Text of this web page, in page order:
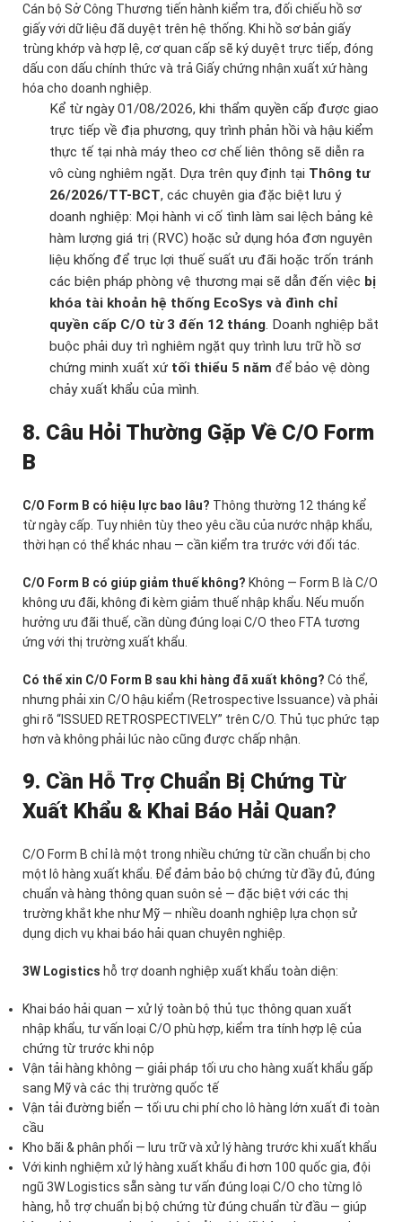
Cán bộ Sở Công Thương tiến hành kiểm tra, đối chiếu hồ sơ
giấy với dữ liệu đã duyệt trên hệ thống. Khi hồ sơ bản giấy
trùng khớp và hợp lệ, cơ quan cấp sẽ ký duyệt trực tiếp, đóng
dấu con dấu chính thức và trả Giấy chứng nhận xuất xứ hàng
hóa cho doanh nghiệp.
Kể từ ngày 01/08/2026, khi thẩm quyền cấp được giao
trực tiếp về địa phương, quy trình phản hồi và hậu kiểm
thực tế tại nhà máy theo cơ chế liên thông sẽ diễn ra
vô cùng nghiêm ngặt. Dựa trên quy định tại Thông tư
26/2026/TT-BCT, các chuyên gia đặc biệt lưu ý
doanh nghiệp: Mọi hành vi cố tình làm sai lệch bảng kê
hàm lượng giá trị (RVC) hoặc sử dụng hóa đơn nguyên
liệu khống để trục lợi thuế suất ưu đãi hoặc trốn tránh
các biện pháp phòng vệ thương mại sẽ dẫn đến việc bị
khóa tài khoản hệ thống EcoSys và đình chỉ
quyền cấp C/O từ 3 đến 12 tháng . Doanh nghiệp bắt
buộc phải duy trì nghiêm ngặt quy trình lưu trữ hồ sơ
chứng minh xuất xứ tối thiểu 5 năm để bảo vệ dòng
chảy xuất khẩu của mình.
8. Câu Hỏi Thường Gặp Về C/O Form
B
C/O Form B có hiệu lực bao lâu? Thông thường 12 tháng kể
từ ngày cấp. Tuy nhiên tùy theo yêu cầu của nước nhập khẩu,
thời hạn có thể khác nhau — cần kiểm tra trước với đối tác.
C/O Form B có giúp giảm thuế không? Không — Form B là C/O
không ưu đãi, không đi kèm giảm thuế nhập khẩu. Nếu muốn
hưởng ưu đãi thuế, cần dùng đúng loại C/O theo FTA tương
ứng với thị trường xuất khẩu.
Có thể xin C/O Form B sau khi hàng đã xuất không? Có thể,
nhưng phải xin C/O hậu kiểm (Retrospective Issuance) và phải
ghi rõ “ISSUED RETROSPECTIVELY” trên C/O. Thủ tục phức tạp
hơn và không phải lúc nào cũng được chấp nhận.
9. Cần Hỗ Trợ Chuẩn Bị Chứng Từ
Xuất Khẩu & Khai Báo Hải Quan?
C/O Form B chỉ là một trong nhiều chứng từ cần chuẩn bị cho
một lô hàng xuất khẩu. Để đảm bảo bộ chứng từ đầy đủ, đúng
chuẩn và hàng thông quan suôn sẻ — đặc biệt với các thị
trường khắt khe như Mỹ — nhiều doanh nghiệp lựa chọn sử
dụng dịch vụ khai báo hải quan chuyên nghiệp.
3W Logistics hỗ trợ doanh nghiệp xuất khẩu toàn diện:
Khai báo hải quan — xử lý toàn bộ thủ tục thông quan xuất
nhập khẩu, tư vấn loại C/O phù hợp, kiểm tra tính hợp lệ của
chứng từ trước khi nộp
Vận tải hàng không — giải pháp tối ưu cho hàng xuất khẩu gấp
sang Mỹ và các thị trường quốc tế
Vận tải đường biển — tối ưu chi phí cho lô hàng lớn xuất đi toàn
cầu
Kho bãi & phân phối — lưu trữ và xử lý hàng trước khi xuất khẩu
Với kinh nghiệm xử lý hàng xuất khẩu đi hơn 100 quốc gia, đội
ngũ 3W Logistics sẵn sàng tư vấn đúng loại C/O cho từng lô
hàng, hỗ trợ chuẩn bị bộ chứng từ đúng chuẩn từ đầu — giúp